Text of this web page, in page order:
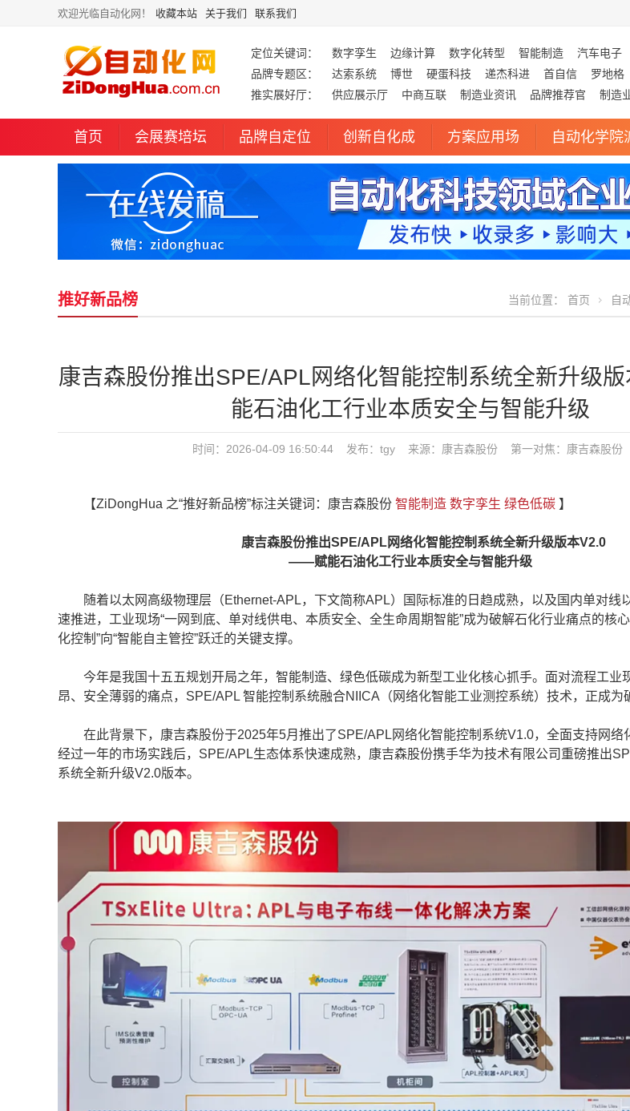
欢迎光临自动化网！ 收藏本站 关于我们 联系我们
定位关键词： 数字孪生 边缘计算 数字化转型 智能制造 汽车电子
品牌专题区：
达索系统 博世 硬蛋科技 递杰科进 首自信 罗地格
推实展好厅：
供应展示厅 中商互联 制造业资讯 品牌推荐官 制造
首页 会展赛培坛 品牌自定位 创新自化成 方案应用场 自动化学院
推好新品榜 当前位置： 首页 自
康吉森股份推出SPE/APL网络化智能控制系统全新升级
能石油化工行业本质安全与智能升级
时间：2026-04-09 16:50:44 发布：tgy 来源：康吉森股份 第一对焦： 康吉森股份
【ZiDongHua 之“推好新品榜”标注关键词：康吉森股份 智能制造 数字孪生 绿色低碳 】
康吉森股份推出SPE/APL网络化智能控制系统全新升级版本V2.0
——赋能石油化工行业本质安全与智能升级
随着以太网高级物理层（Ethernet-APL，下文简称APL）国际标准的日趋成熟，以及国内单对线
速推进，工业现场“一网到底、单对线供电、本质安全、全生命周期智能”成为破解石化行业痛点的核
化控制”向“智能自主管控”跃迁的关键支撑。
今年是我国十五五规划开局之年，智能制造、绿色低碳成为新型工业化核心抓手。面对流程工业
昂、安全薄弱的痛点，SPE/APL 智能控制系统融合NIICA（网络化智能工业测控系统）技术，正成为
在此背景下，康吉森股份于2025年5月推出了SPE/APL网络化智能控制系统V1.0，全面支持网络
经过一年的市场实践后，SPE/APL生态体系快速成熟，康吉森股份携手华为技术有限公司重磅推出
系统全新升级V2.0版本。